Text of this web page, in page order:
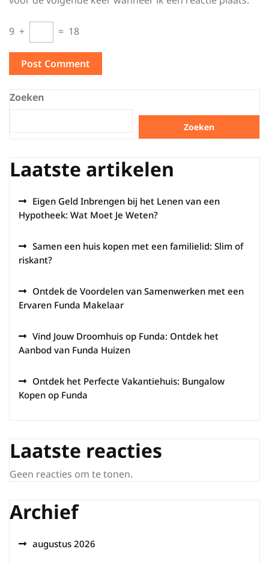
9 + = 18
Zoeken
Zoeken
Laatste artikelen
Eigen Geld Inbrengen bij het Lenen van een
Hypotheek: Wat Moet Je Weten?
Samen een huis kopen met een familielid: Slim of
riskant?
Ontdek de Voordelen van Samenwerken met een
Ervaren Funda Makelaar
Vind Jouw Droomhuis op Funda: Ontdek het
Aanbod van Funda Huizen
Ontdek het Perfecte Vakantiehuis: Bungalow
Kopen op Funda
Laatste reacties
Geen reacties om te tonen.
Archief
augustus 2026